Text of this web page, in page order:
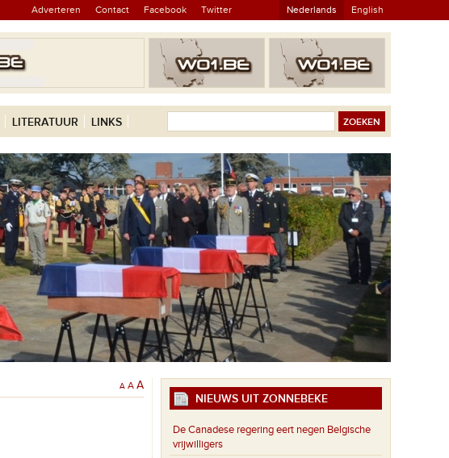
Adverteren Contact Facebook Twitter Nederlands English
LITERATUUR LINKS
A A A
NIEUWS UIT ZONNEBEKE
De Canadese regering eert negen Belgische
vrijwilligers